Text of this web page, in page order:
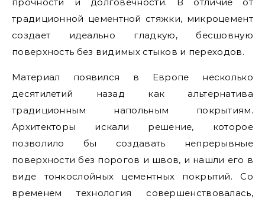
традиционной цементной стяжки, микроцемент
создает идеально гладкую, бесшовную
поверхность без видимых стыков и переходов.
Материал появился в Европе несколько
десятилетий назад как альтернатива
традиционным напольным покрытиям.
Архитекторы искали решение, которое
позволило бы создавать непрерывные
поверхности без порогов и швов, и нашли его в
виде тонкослойных цементных покрытий. Со
временем технология совершенствовалась,